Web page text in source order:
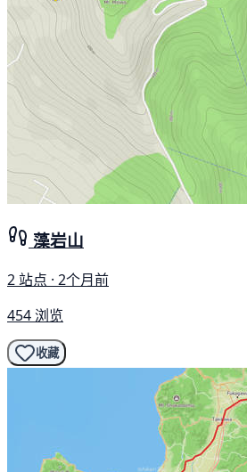
藻岩山
2 站点 · 2个月前
454 浏览
收藏